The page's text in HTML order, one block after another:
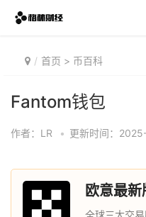
首页 > 币百科
Fantom钱包
作者：LR • 更新时间：
欧意最新
全球三大交